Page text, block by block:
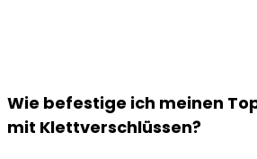
Wie befestige ich meinen
mit Klettverschlüssen?